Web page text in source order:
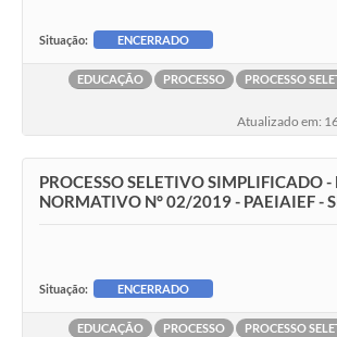
Situação: ENCERRADO
EDUCAÇÃO PROCESSO PROCESSO
Atualizado em:
PROCESSO SELETIVO SIMPLIFICADO -
NORMATIVO N° 02/2019 - PAEIAIEF -
Situação: ENCERRADO
EDUCAÇÃO PROCESSO PROCESSO